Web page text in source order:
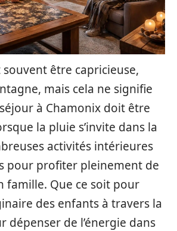
être capricieuse,
mais cela ne signifie
à Chamonix doit être
la pluie s’invite dans la
activités intérieures
pour profiter pleinement de
famille. Que ce soit pour
des enfants à travers la
dépenser de l’énergie dans